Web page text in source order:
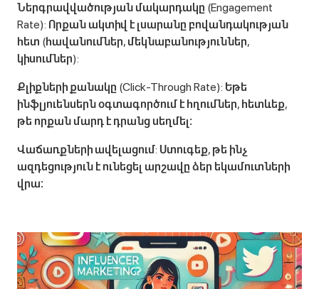
Ներգրավվածության մակարդակը (Engagement
Rate): Որքան ակտիվ է լսարանը բովանդակության
հետ (հավանումներ, մեկնաբանություններ,
կիսումներ):
Քլիքների քանակը (Click-Through Rate): Եթե
ինֆլյուենսերն օգտագործում է հղումներ, հետևեք,
թե որքան մարդ է դրանց սեղմել։
Վաճառքների ավելացում: Ստուգեք, թե ինչ
ազդեցություն է ունեցել արշավը ձեր եկամուտների
վրա։